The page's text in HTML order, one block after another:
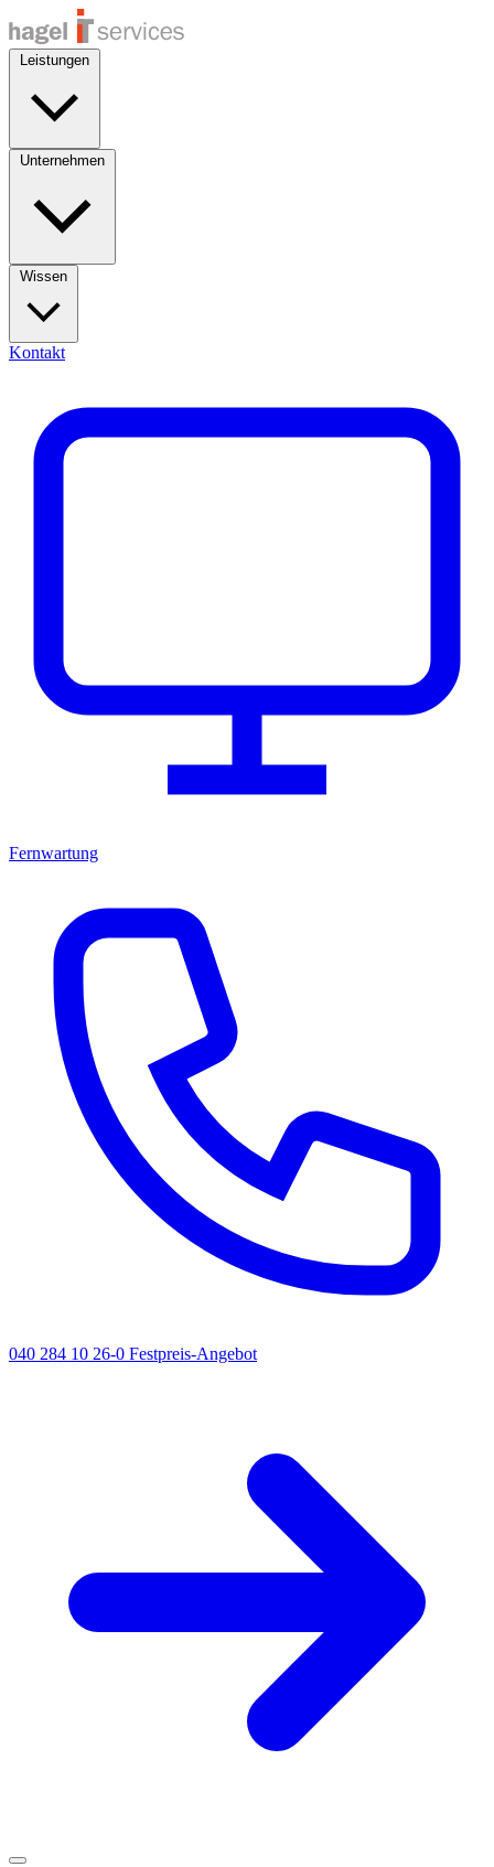
Kontakt
Fernwartung
040 284 10 26-0 Festpreis-Angebot